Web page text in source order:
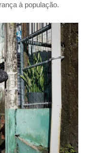
à população.